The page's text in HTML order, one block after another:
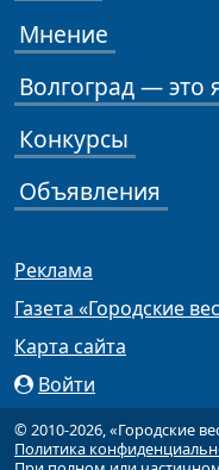
Мнение
Волгоград — это
Конкурсы
Объявления
Реклама
Газета «Городские
Карта сайта
Войти
© 2010-2026, «Городские
Политика